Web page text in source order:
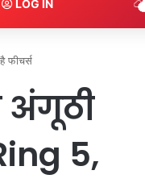
LOG IN
फीचर्स
अंगूठी
5,